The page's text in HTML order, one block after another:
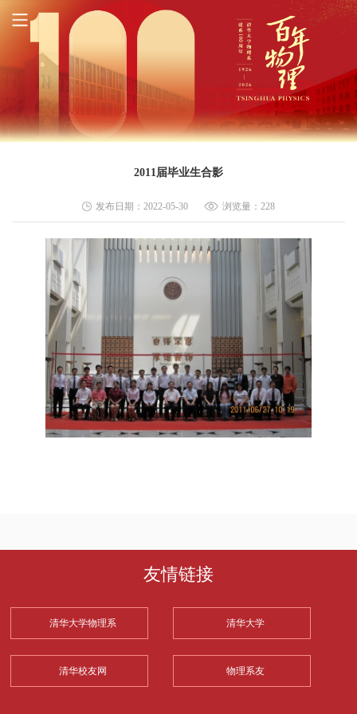
2011届毕业生合影
发布日期：2022-05-30 浏览量： 228
友情链接
清华大学物理系 清华大学
清华校友网 物理系友